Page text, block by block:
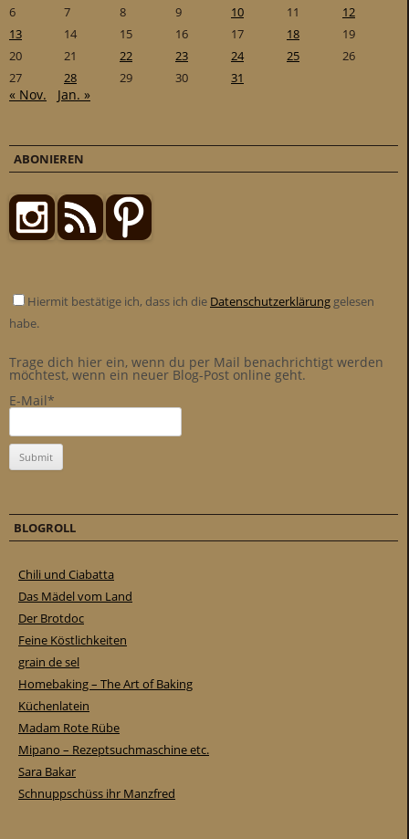
6
7 8 9 10 11
12
13
14 15 16 17 18
19
20
21 22 23 24 25
26
27
28 29 30 31
« Nov. Jan. »
ABONIEREN
Hiermit bestätige ich, dass ich die Datenschutzerklärung gelesen
habe.
Trage dich hier ein, wenn du per Mail benachrichtigt werden
möchtest, wenn ein neuer Blog-Post online geht.
E-Mail*
BLOGROLL
Chili und Ciabatta
Das Mädel vom Land
Der Brotdoc
Feine Köstlichkeiten
grain de sel
Homebaking – The Art of Baking
Küchenlatein
Madam Rote Rübe
Mipano – Rezeptsuchmaschine etc.
Sara Bakar
Schnuppschüss ihr Manzfred